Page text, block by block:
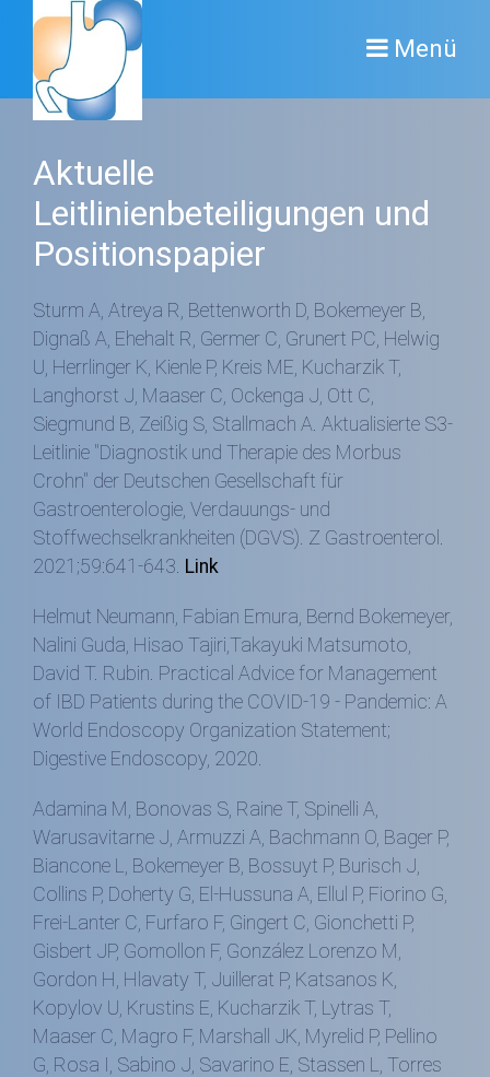
Menü
Aktuelle
Leitlinienbeteiligungen und
Positionspapier
Sturm A, Atreya R, Bettenworth D, Bokemeyer B,
Dignaß A, Ehehalt R, Germer C, Grunert PC, Helwig
U, Herrlinger K, Kienle P, Kreis ME, Kucharzik T,
Langhorst J, Maaser C, Ockenga J, Ott C,
Siegmund B, Zeißig S, Stallmach A. Aktualisierte S3-
Leitlinie "Diagnostik und Therapie des Morbus
Crohn" der Deutschen Gesellschaft für
Gastroenterologie, Verdauungs- und
Stoffwechselkrankheiten (DGVS). Z Gastroenterol.
2021;59:641-643. Link
Helmut Neumann, Fabian Emura, Bernd Bokemeyer,
Nalini Guda, Hisao Tajiri,Takayuki Matsumoto,
David T. Rubin. Practical Advice for Management
of IBD Patients during the COVID-19 - Pandemic: A
World Endoscopy Organization Statement;
Digestive Endoscopy, 2020.
Adamina M, Bonovas S, Raine T, Spinelli A,
Warusavitarne J, Armuzzi A, Bachmann O, Bager P,
Biancone L, Bokemeyer B, Bossuyt P, Burisch J,
Collins P, Doherty G, El-Hussuna A, Ellul P, Fiorino G,
Frei-Lanter C, Furfaro F, Gingert C, Gionchetti P,
Gisbert JP, Gomollon F, González Lorenzo M,
Gordon H, Hlavaty T, Juillerat P, Katsanos K,
Kopylov U, Krustins E, Kucharzik T, Lytras T,
Maaser C, Magro F, Marshall JK, Myrelid P, Pellino
G, Rosa I, Sabino J, Savarino E, Stassen L, Torres